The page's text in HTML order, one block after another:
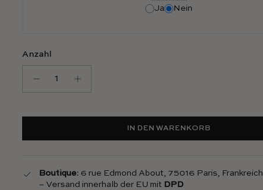
Ja Nein
Anzahl
IN DEN WARENKORB
Boutique: 6 rue Edmond About, 75016 Paris, Frankreich
– Versand innerhalb der EU mit DPD